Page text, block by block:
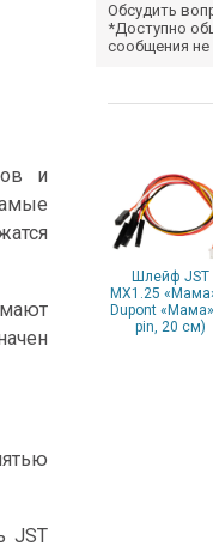
Обсудить
*Доступно
сообщения
Шлейф JST
MX1.25
Dupont
pin, 20 см)
и
JST